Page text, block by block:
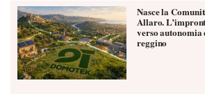
Nasce la
Allaro.
verso autonomia
reggino